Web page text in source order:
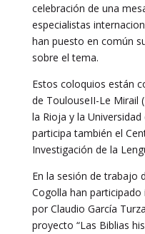
celebración de una
especialistas
han puesto en común
sobre el tema.
Estos coloquios están
de ToulouseII-Le Mirail
la Rioja y la
participa también el
Investigación de la
En la sesión de trabajo
Cogolla han
por Claudio García
proyecto “Las Biblias